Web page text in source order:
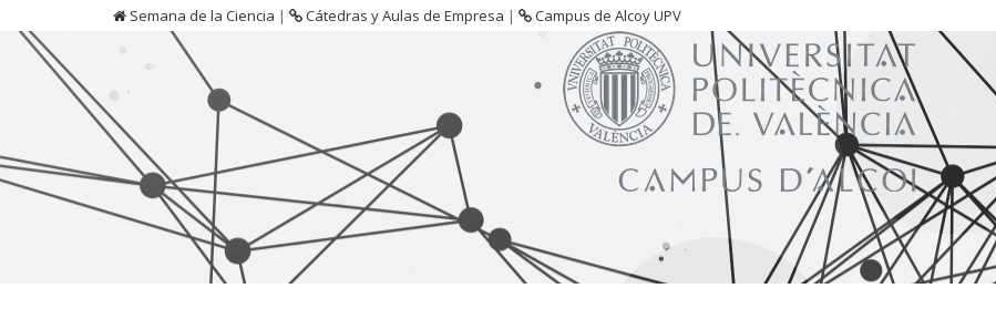
Semana de la Ciencia | Cátedras y Aulas de Empresa | Campus de Alcoy UPV